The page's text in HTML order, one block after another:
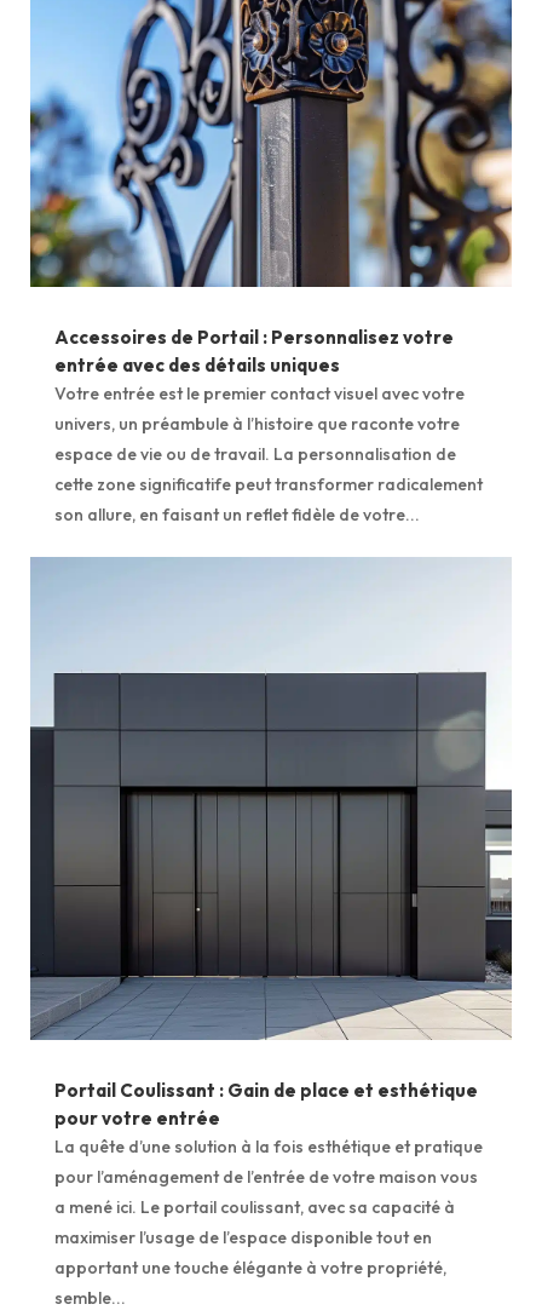
Accessoires de Portail : Personnalisez votre
entrée avec des détails uniques
Votre entrée est le premier contact visuel avec votre
univers, un préambule à l’histoire que raconte votre
espace de vie ou de travail. La personnalisation de
cette zone significatife peut transformer radicalement
son allure, en faisant un reflet fidèle de votre...
Portail Coulissant : Gain de place et esthétique
pour votre entrée
La quête d’une solution à la fois esthétique et pratique
pour l’aménagement de l’entrée de votre maison vous
a mené ici. Le portail coulissant, avec sa capacité à
maximiser l’usage de l’espace disponible tout en
apportant une touche élégante à votre propriété,
semble...